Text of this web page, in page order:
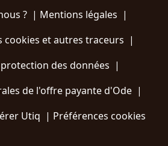
?| Mentions légales |
cookies et autres traceurs |
des données |
de l'offre payante d'Ode |
Utiq | Préférences cookies